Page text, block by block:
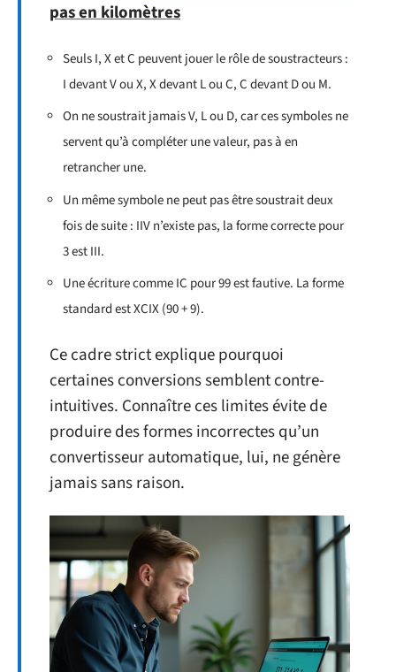
pas en kilomètres
Seuls I, X et C peuvent jouer le rôle de soustracteurs :
I devant V ou X, X devant L ou C, C devant D ou M.
On ne soustrait jamais V, L ou D, car ces symboles ne
servent qu’à compléter une valeur, pas à en
retrancher une.
Un même symbole ne peut pas être soustrait deux
fois de suite : IIV n’existe pas, la forme correcte pour
3 est III.
Une écriture comme IC pour 99 est fautive. La forme
standard est XCIX (90 + 9).
Ce cadre strict explique pourquoi
certaines conversions semblent contre-
intuitives. Connaître ces limites évite de
produire des formes incorrectes qu’un
convertisseur automatique, lui, ne génère
jamais sans raison.